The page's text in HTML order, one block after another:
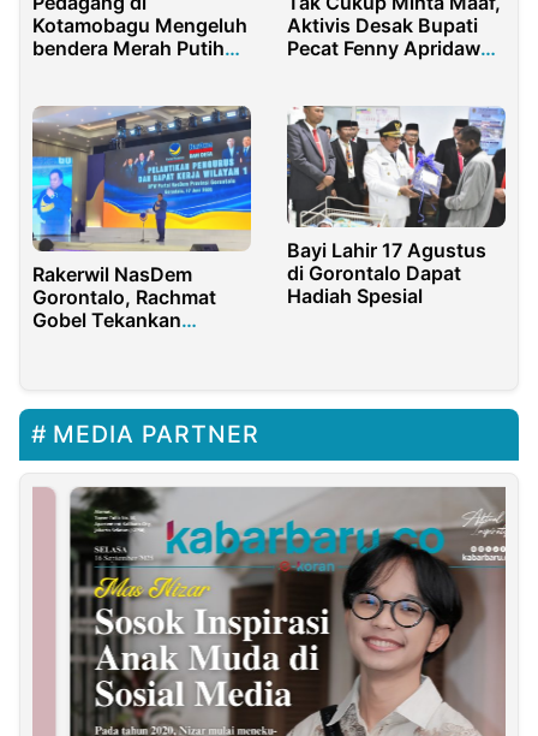
Kotamobagu Mengeluh
bendera Merah Putih
Aktivis Desak Bupati
Pecat Fenny Apridawati
Rakerwil NasDem
Gorontalo, Rachmat
Gobel Tekankan
Bayi Lahir 17 Agustus
di Gorontalo Dapat
Hadiah Spesial
MEDIA PARTNER